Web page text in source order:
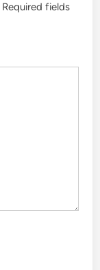
Required fields